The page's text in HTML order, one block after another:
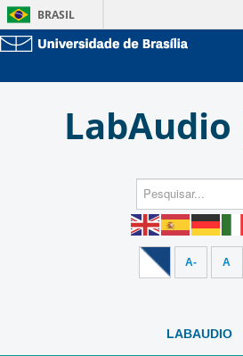
BRASIL
LabAudio
A- A
LABAUDIO